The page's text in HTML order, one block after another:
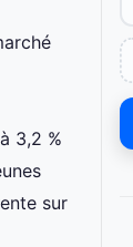
3,2 %
sur